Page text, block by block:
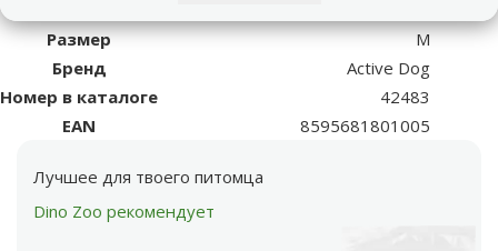
Размер
M
Бренд
Active Dog
Номер в каталоге
42483
EAN
8595681801005
Лучшее для твоего питомца
Dino Zoo рекомендует